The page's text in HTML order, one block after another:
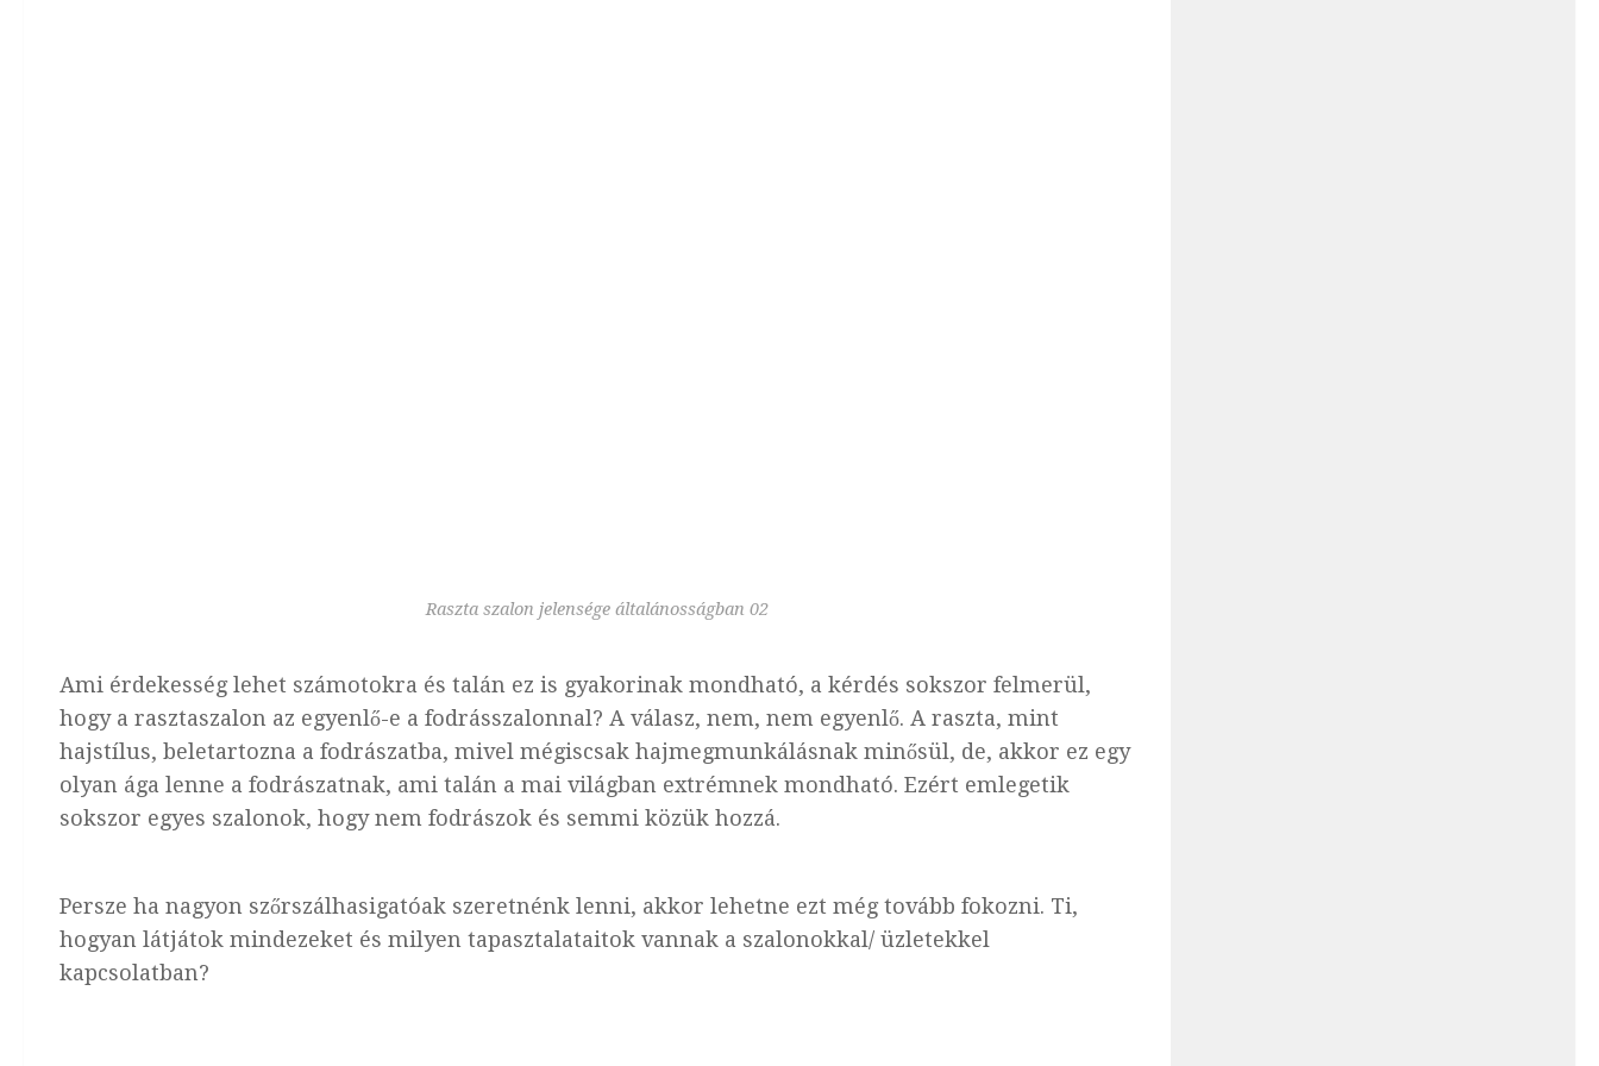
Raszta szalon jelensége általánosságban 02
Ami érdekesség lehet számotokra és talán ez is gyakorinak mondható, a kérdés sokszor felmerül,
hogy a rasztaszalon az egyenlő-e a fodrásszalonnal? A válasz, nem, nem egyenlő. A raszta, mint
hajstílus, beletartozna a fodrászatba, mivel mégiscsak hajmegmunkálásnak minősül, de, akkor ez egy
olyan ága lenne a fodrászatnak, ami talán a mai világban extrémnek mondható. Ezért emlegetik
sokszor egyes szalonok, hogy nem fodrászok és semmi közük hozzá.
Persze ha nagyon szőrszálhasigatóak szeretnénk lenni, akkor lehetne ezt még tovább fokozni. Ti,
hogyan látjátok mindezeket és milyen tapasztalataitok vannak a szalonokkal/ üzletekkel
kapcsolatban?